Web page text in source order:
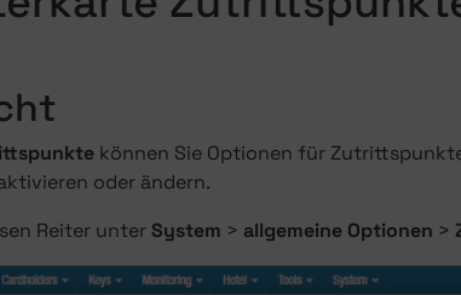
können Sie Optionen für
oder ändern.
Reiter unterSystem > allgemeine Optionen >